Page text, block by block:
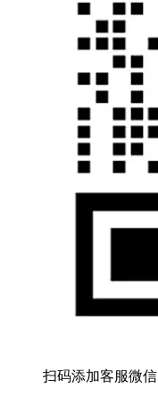
扫码添加客服微信